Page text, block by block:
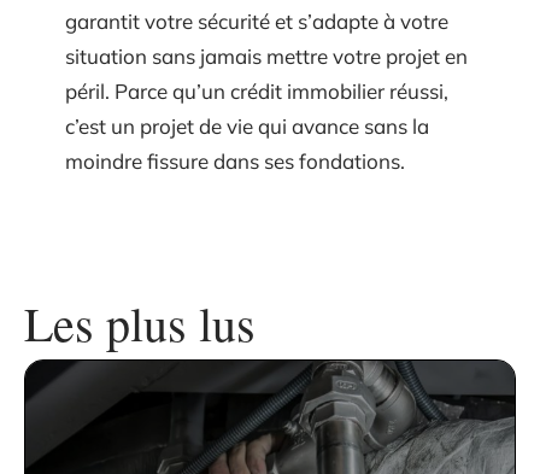
garantit votre sécurité et s’adapte à votre
situation sans jamais mettre votre projet en
péril. Parce qu’un crédit immobilier réussi,
c’est un projet de vie qui avance sans la
moindre fissure dans ses fondations.
Les plus lus